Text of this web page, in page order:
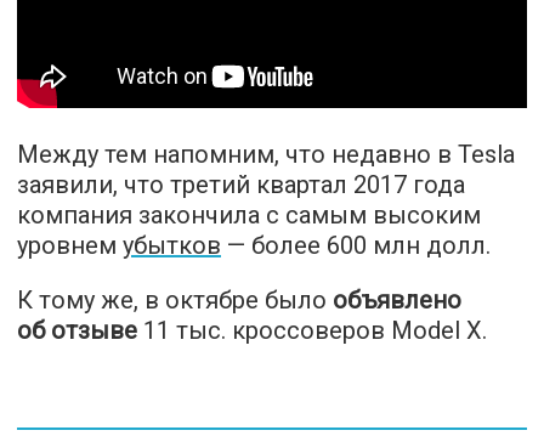
Между тем напомним, что недавно в Tesla
заявили, что третий квартал 2017 года
компания закончила с самым высоким
уровнем убытков — более 600 млн долл.
К тому же, в октябре было объявлено
об отзыве 11 тыс. кроссоверов Model X.